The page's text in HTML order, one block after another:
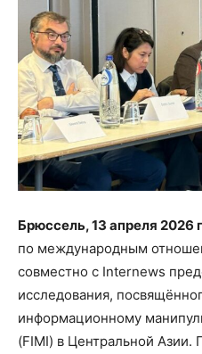
Брюссель, 13 апреля 2026
по международным
совместно с Internews
исследования,
информационному
(FIMI) в Центральной Азии.